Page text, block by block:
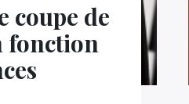
coupe de
fonction